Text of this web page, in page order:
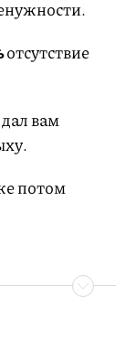
отсутствие
вам
потом